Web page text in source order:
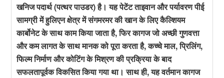
खनिज पदार्थ (पत्थर पाउडर) है। यह पेटेंट ताइवान और पर्यावरण पीई
सामग्री में हुलिएन क्षेत्र में संगमरमर की खान के लिए कैल्शियम
कार्बोनेट के साथ काम किया जाता है, फिर कागज जो अच्छी गुणवत्ता
और कम लागत के साथ मानक को पूरा करता है, कच्चे माल, प्रिलिंग,
फिल्म निर्माण और कोटिंग के मिश्रण की प्रक्रिया के बाद
सफलतापूर्वक विकसित किया गया था। साथ ही, यह वर्तमान कागज